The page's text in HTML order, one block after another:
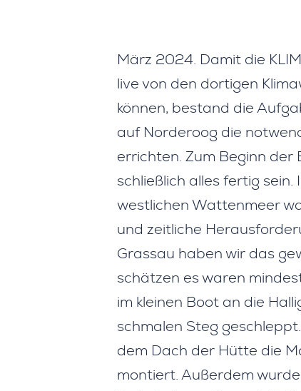
März 2024. Damit die
live von den dortigen
können, bestand die
auf Norderoog die
errichten. Zum Beginn
schließlich alles fertig sein.
westlichen Wattenmeer
und zeitliche
Grassau haben wir das
schätzen es waren
im kleinen Boot an die
schmalen Steg
dem Dach der Hütte die
montiert. Außerdem